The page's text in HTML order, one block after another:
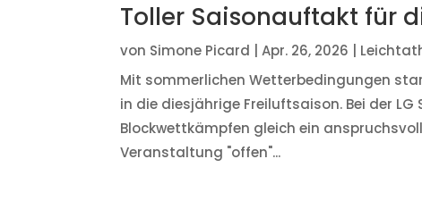
Toller Saisonauftakt für
von Simone Picard |Apr. 26, 2026
Mit sommerlichen Wetterbedingungen
in die diesjährige Freiluftsaison. Bei der
Blockwettkämpfen gleich ein
Veranstaltung "offen"...